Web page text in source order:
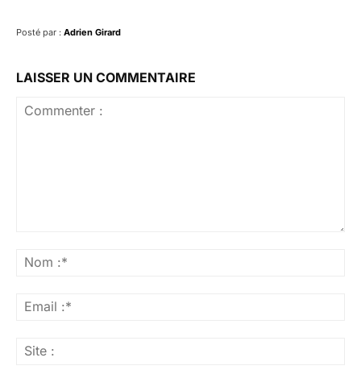
Posté par : Adrien Girard
LAISSER UN COMMENTAIRE